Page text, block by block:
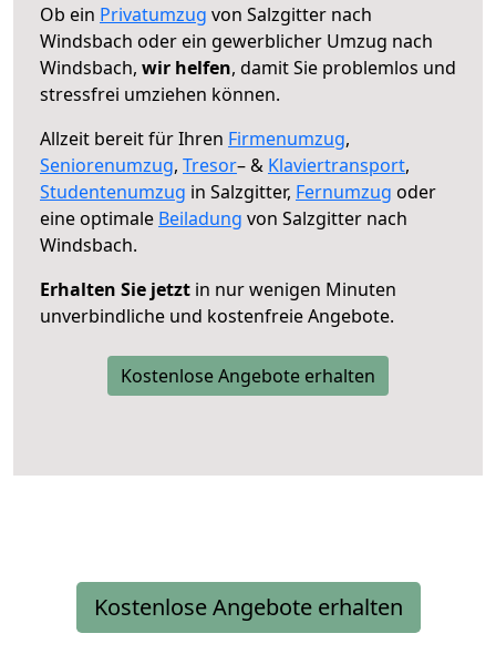
Ob ein Privatumzug von Salzgitter nach
Windsbach oder ein gewerblicher Umzug nach
Windsbach, wir helfen, damit Sie problemlos und
stressfrei umziehen können.
Allzeit bereit für Ihren Firmenumzug,
Seniorenumzug, Tresor– & Klaviertransport,
Studentenumzug in Salzgitter, Fernumzug oder
eine optimale Beiladung von Salzgitter nach
Windsbach.
Erhalten Sie jetzt in nur wenigen Minuten
unverbindliche und kostenfreie Angebote.
Kostenlose Angebote erhalten
Kostenlose Angebote erhalten